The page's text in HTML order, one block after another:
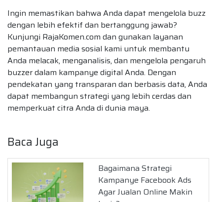
Ingin memastikan bahwa Anda dapat mengelola buzz
dengan lebih efektif dan bertanggung jawab?
Kunjungi RajaKomen.com dan gunakan layanan
pemantauan media sosial kami untuk membantu
Anda melacak, menganalisis, dan mengelola pengaruh
buzzer dalam kampanye digital Anda. Dengan
pendekatan yang transparan dan berbasis data, Anda
dapat membangun strategi yang lebih cerdas dan
memperkuat citra Anda di dunia maya.
Baca Juga
Bagaimana Strategi
Kampanye Facebook Ads
Agar Jualan Online Makin